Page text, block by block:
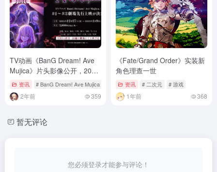
TV动画《BanG Dream! Ave
Mujica》片头影像公开，2025
年1月2日开播
资讯 # BanG Dream! Ave Mujica # 二次元
2年前 359
《Fate/Grand Order》实装新
角色理查一世
资讯 # 二次元 # 游戏
1年前 368
暂无评论
您必须登录才能参与评论！